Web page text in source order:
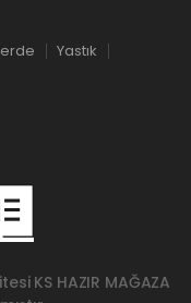
Yastık
KS HAZIR MAĞAZA